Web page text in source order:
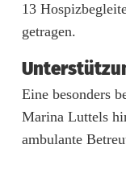
r
o
H
i
l
13
getragen.
Eine besonders
Marina Luttels
ambulante